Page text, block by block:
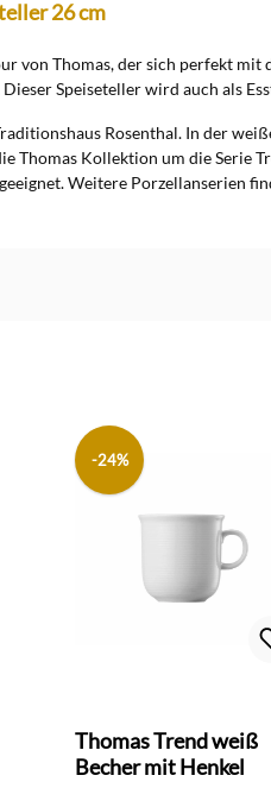
26 cm
von Thomas, der sich perfekt mit
Speiseteller wird auch als
Rosenthal. In der
Thomas Kollektion um die
Weitere Porzellanserien
-24%
Thomas Trend weiß
Becher mit Henkel